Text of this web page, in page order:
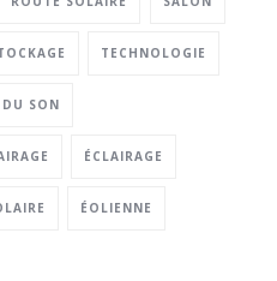
TECHNOLOGIE
DU SON
ÉCLAIRAGE
ÉOLIENNE